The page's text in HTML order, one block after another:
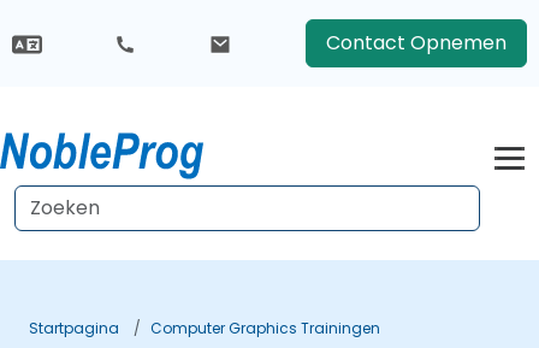
Contact Opnemen
Startpagina
Computer Graphics Trainingen